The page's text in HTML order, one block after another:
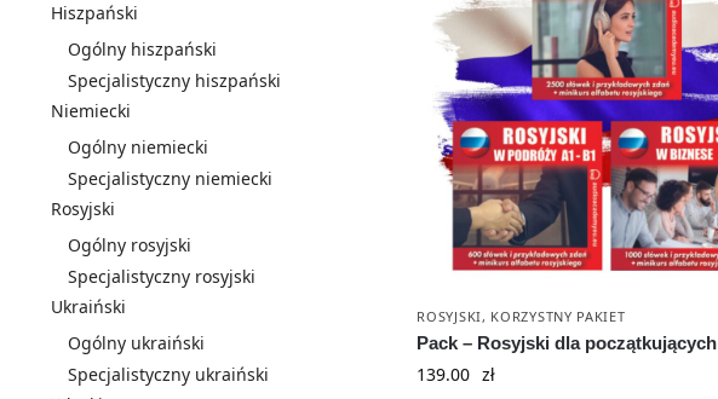
ROSYJSKI, KORZYSTNY PAKIET
Pack – Rosyjski dla początkujących
139.00 zł
Hiszpański
Ogólny hiszpański
Specjalistyczny hiszpański
Niemiecki
Ogólny niemiecki
Specjalistyczny niemiecki
Rosyjski
Ogólny rosyjski
Specjalistyczny rosyjski
Ukraiński
Ogólny ukraiński
Specjalistyczny ukraiński